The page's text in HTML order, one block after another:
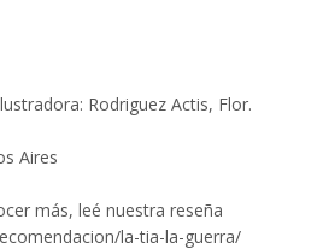
Rodriguez Actis, Flor.
Aires
más, leé nuestra reseña
la-tia-la-guerra/